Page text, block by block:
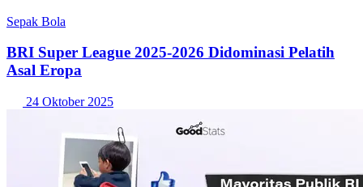
Sepak Bola
BRI Super League 2025-2026 Didominasi Pelatih
Asal Eropa
24 Oktober 2025